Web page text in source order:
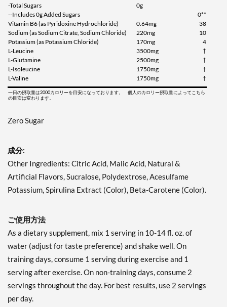
カートに入れる »
Mango Madness 1215
grams
ディスカウント％ 39%
カートに入れる »
Tropic Thunder 1233
grams
販売価格: AU$80.20
Watermelon Explosion
1143 grams
販売価格: AU$80.20
ディスカウント％ 39%
カートに入れる »
-Total Sugars
0g
--Includes 0g Added Sugars
0**
Vitamin B6 (as Pyridoxine Hydrochloride)
0.64mg
38
Sodium (as Sodium Citrate, Sodium Chloride)
220mg
10
Potassium (as Potassium Chloride)
170mg
4
L-Leucine
3500mg
†
L-Glutamine
2500mg
†
L-Isoleucine
1750mg
†
L-Valine
1750mg †
一日の摂取量は2000カロリーを目安になっております。 個人のカロリー摂取量によってこちら
の目安は変わります。
Zero Sugar
成分:
Other Ingredients: Citric Acid, Malic Acid, Natural &
Artificial Flavors, Sucralose, Polydextrose, Acesulfame
Potassium, Spirulina Extract (Color), Beta-Carotene (Color).
ご使用方法
As a dietary supplement, mix 1 serving in 10-14 fl. oz. of
water (adjust for taste preference) and shake well. On
training days, consume 1 serving during exercise and 1
serving after exercise. On non-training days, consume 2
servings throughout the day. For best results, use 2 servings
per day.